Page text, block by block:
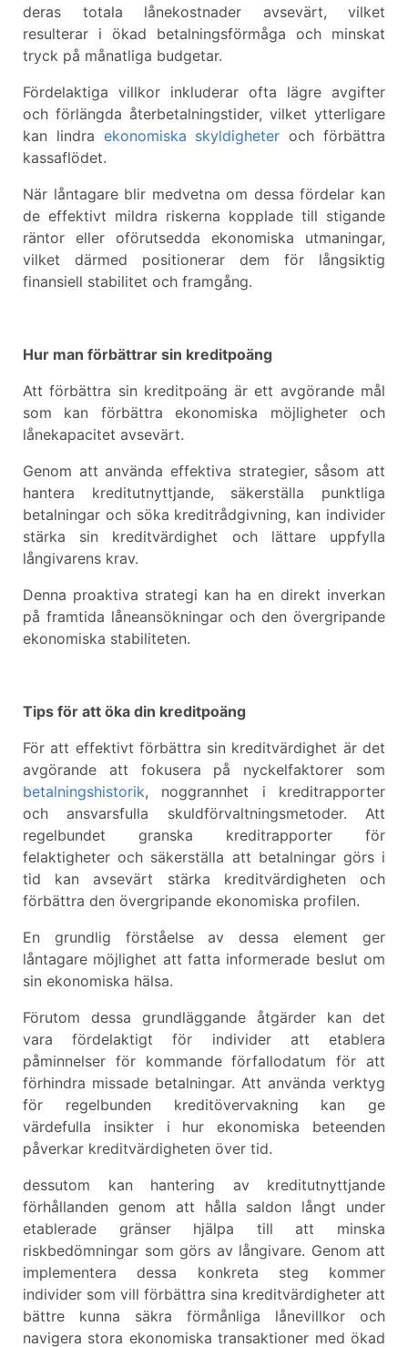
deras totala lånekostnader avsevärt, vilket
resulterar i ökad betalningsförmåga och minskat
tryck på månatliga budgetar.
Fördelaktiga villkor inkluderar ofta lägre avgifter
och förlängda återbetalningstider, vilket ytterligare
kan lindra ekonomiska skyldigheter och förbättra
kassaflödet.
När låntagare blir medvetna om dessa fördelar kan
de effektivt mildra riskerna kopplade till stigande
räntor eller oförutsedda ekonomiska utmaningar,
vilket därmed positionerar dem för långsiktig
finansiell stabilitet och framgång.
Hur man förbättrar sin kreditpoäng
Att förbättra sin kreditpoäng är ett avgörande mål
som kan förbättra ekonomiska möjligheter och
lånekapacitet avsevärt.
Genom att använda effektiva strategier, såsom att
hantera kreditutnyttjande, säkerställa punktliga
betalningar och söka kreditrådgivning, kan individer
stärka sin kreditvärdighet och lättare uppfylla
långivarens krav.
Denna proaktiva strategi kan ha en direkt inverkan
på framtida låneansökningar och den övergripande
ekonomiska stabiliteten.
Tips för att öka din kreditpoäng
För att effektivt förbättra sin kreditvärdighet är det
avgörande att fokusera på nyckelfaktorer som
betalningshistorik, noggrannhet i kreditrapporter
och ansvarsfulla skuldförvaltningsmetoder. Att
regelbundet granska kreditrapporter för
felaktigheter och säkerställa att betalningar görs i
tid kan avsevärt stärka kreditvärdigheten och
förbättra den övergripande ekonomiska profilen.
En grundlig förståelse av dessa element ger
låntagare möjlighet att fatta informerade beslut om
sin ekonomiska hälsa.
Förutom dessa grundläggande åtgärder kan det
vara fördelaktigt för individer att etablera
påminnelser för kommande förfallodatum för att
förhindra missade betalningar. Att använda verktyg
för regelbunden kreditövervakning kan ge
värdefulla insikter i hur ekonomiska beteenden
påverkar kreditvärdigheten över tid.
dessutom kan hantering av kreditutnyttjande
förhållanden genom att hålla saldon långt under
etablerade gränser hjälpa till att minska
riskbedömningar som görs av långivare. Genom att
implementera dessa konkreta steg kommer
individer som vill förbättra sina kreditvärdigheter att
bättre kunna säkra förmånliga lånevillkor och
navigera stora ekonomiska transaktioner med ökad